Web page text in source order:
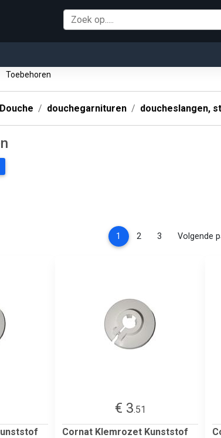
Toebehoren
Douche douchegarnituren doucheslangen,
1 (current)
2 3 Volgende
€ 3.51
Cornat Klemrozet Kunststof